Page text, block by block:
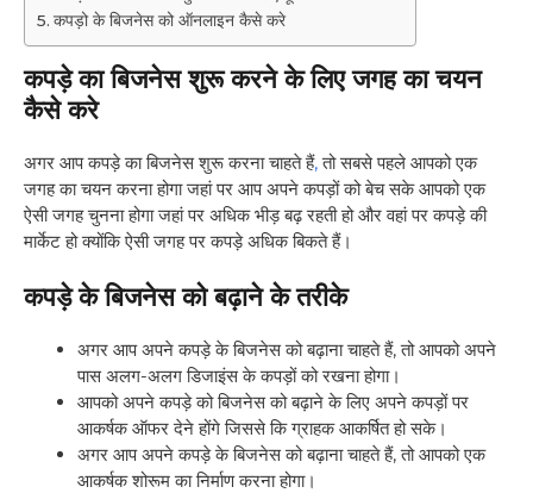
कपड़ो के बिजनेस को ऑनलाइन कैसे करे
कपड़े का बिजनेस शुरू करने के लिए जगह का चयन
कैसे करे
अगर आप कपड़े का बिजनेस शुरू करना चाहते हैं,तो सबसे पहले आपको एक
जगह का चयन करना होगा जहां पर आप अपने कपड़ों को बेच सके आपको एक
ऐसी जगह चुनना होगा जहां पर अधिक भीड़ बढ़ रहती हो और वहां पर कपड़े की
मार्केट हो क्योंकि ऐसी जगह पर कपड़े अधिक बिकते हैं।
कपड़े के बिजनेस को बढ़ाने के तरीके
अगर आप अपने कपड़े के बिजनेस को बढ़ाना चाहते हैं, तो आपको अपने
पास अलग-अलग डिजाइंस के कपड़ों को रखना होगा।
आपको अपने कपड़े को बिजनेस को बढ़ाने के लिए अपने कपड़ों पर
आकर्षक ऑफर देने होंगे जिससे कि ग्राहक आकर्षित हो सके।
अगर आप अपने कपड़े के बिजनेस को बढ़ाना चाहते हैं, तो आपको एक
आकर्षक शोरूम का निर्माण करना होगा।